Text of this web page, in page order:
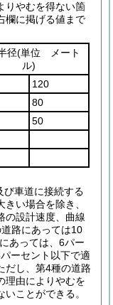
りやむを得ない箇
欄に掲げる値まで
径(単位 メート
ル)
120
80
50
び車道に接続する
い場合を除き、
の設計速度、曲線
路にあっては10
あっては、6パー
ーセント以下で適
だし、第4種の道路
理由によりやむを
ことができる。